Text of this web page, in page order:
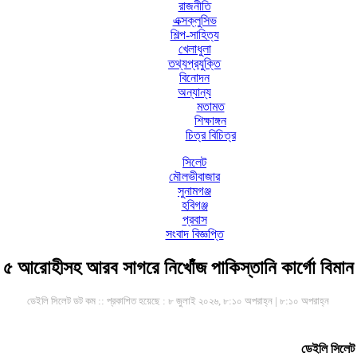
রাজনীতি
এক্সক্লুসিভ
শিল্প-সাহিত্য
খেলাধুলা
তথ্যপ্রযুক্তি
বিনোদন
অন্যান্য
মতামত
শিক্ষাঙ্গন
চিত্র বিচিত্র
সিলেট
মৌলভীবাজার
সুনামগঞ্জ
হবিগঞ্জ
প্রবাস
সংবাদ বিজ্ঞপ্তি
৫ আরোহীসহ আরব সাগরে নিখোঁজ পাকিস্তানি কার্গো বিমান
ডেইলি সিলেট ডট কম ::প্রকাশিত হয়েছে : ৮ জুলাই ২০২৬, ৮:১০ অপরাহ্ন | ৮:১০ অপরাহ্ন
ডেইলি